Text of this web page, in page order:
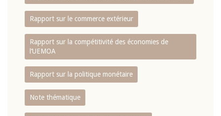
Rapport sur le commerce extérieur
Rapport sur la compétitivité des économies de
l‘UEMOA
Rapport sur la politique monétaire
Note thématique